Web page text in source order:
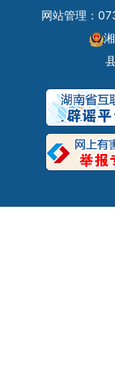
网站管理：